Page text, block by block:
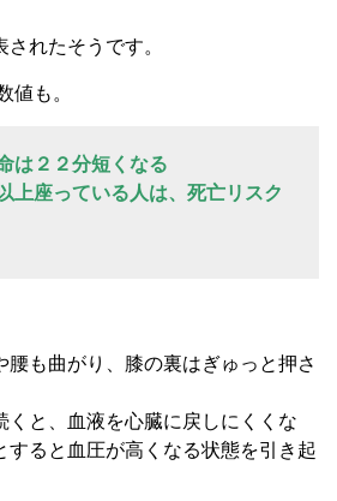
れたそうです。
値も。
は２２分短くなる
上座っている人は、死亡リスク
腰も曲がり、膝の裏はぎゅっと押さ
くと、血液を心臓に戻しにくくな
すると血圧が高くなる状態を引き起